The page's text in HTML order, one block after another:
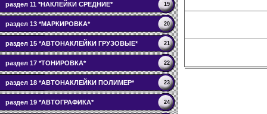
раздел 11 *НАКЛЕЙКИ СРЕДНИЕ* 19
раздел 13 *МАРКИРОВКА* 20
раздел 15 *АВТОНАКЛЕЙКИ ГРУЗОВЫЕ* 21
раздел 17 *ТОНИРОВКА* 22
раздел 18 *АВТОНАКЛЕЙКИ ПОЛИМЕР* 23
раздел 19 *АВТОГРАФИКА* 24